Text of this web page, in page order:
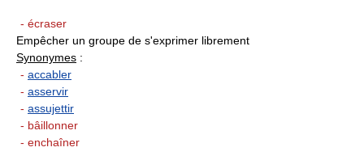
- écraser
Empêcher un groupe de s'exprimer librement
Synonymes :
- accabler
- asservir
- assujettir
- bâillonner
- enchaîner